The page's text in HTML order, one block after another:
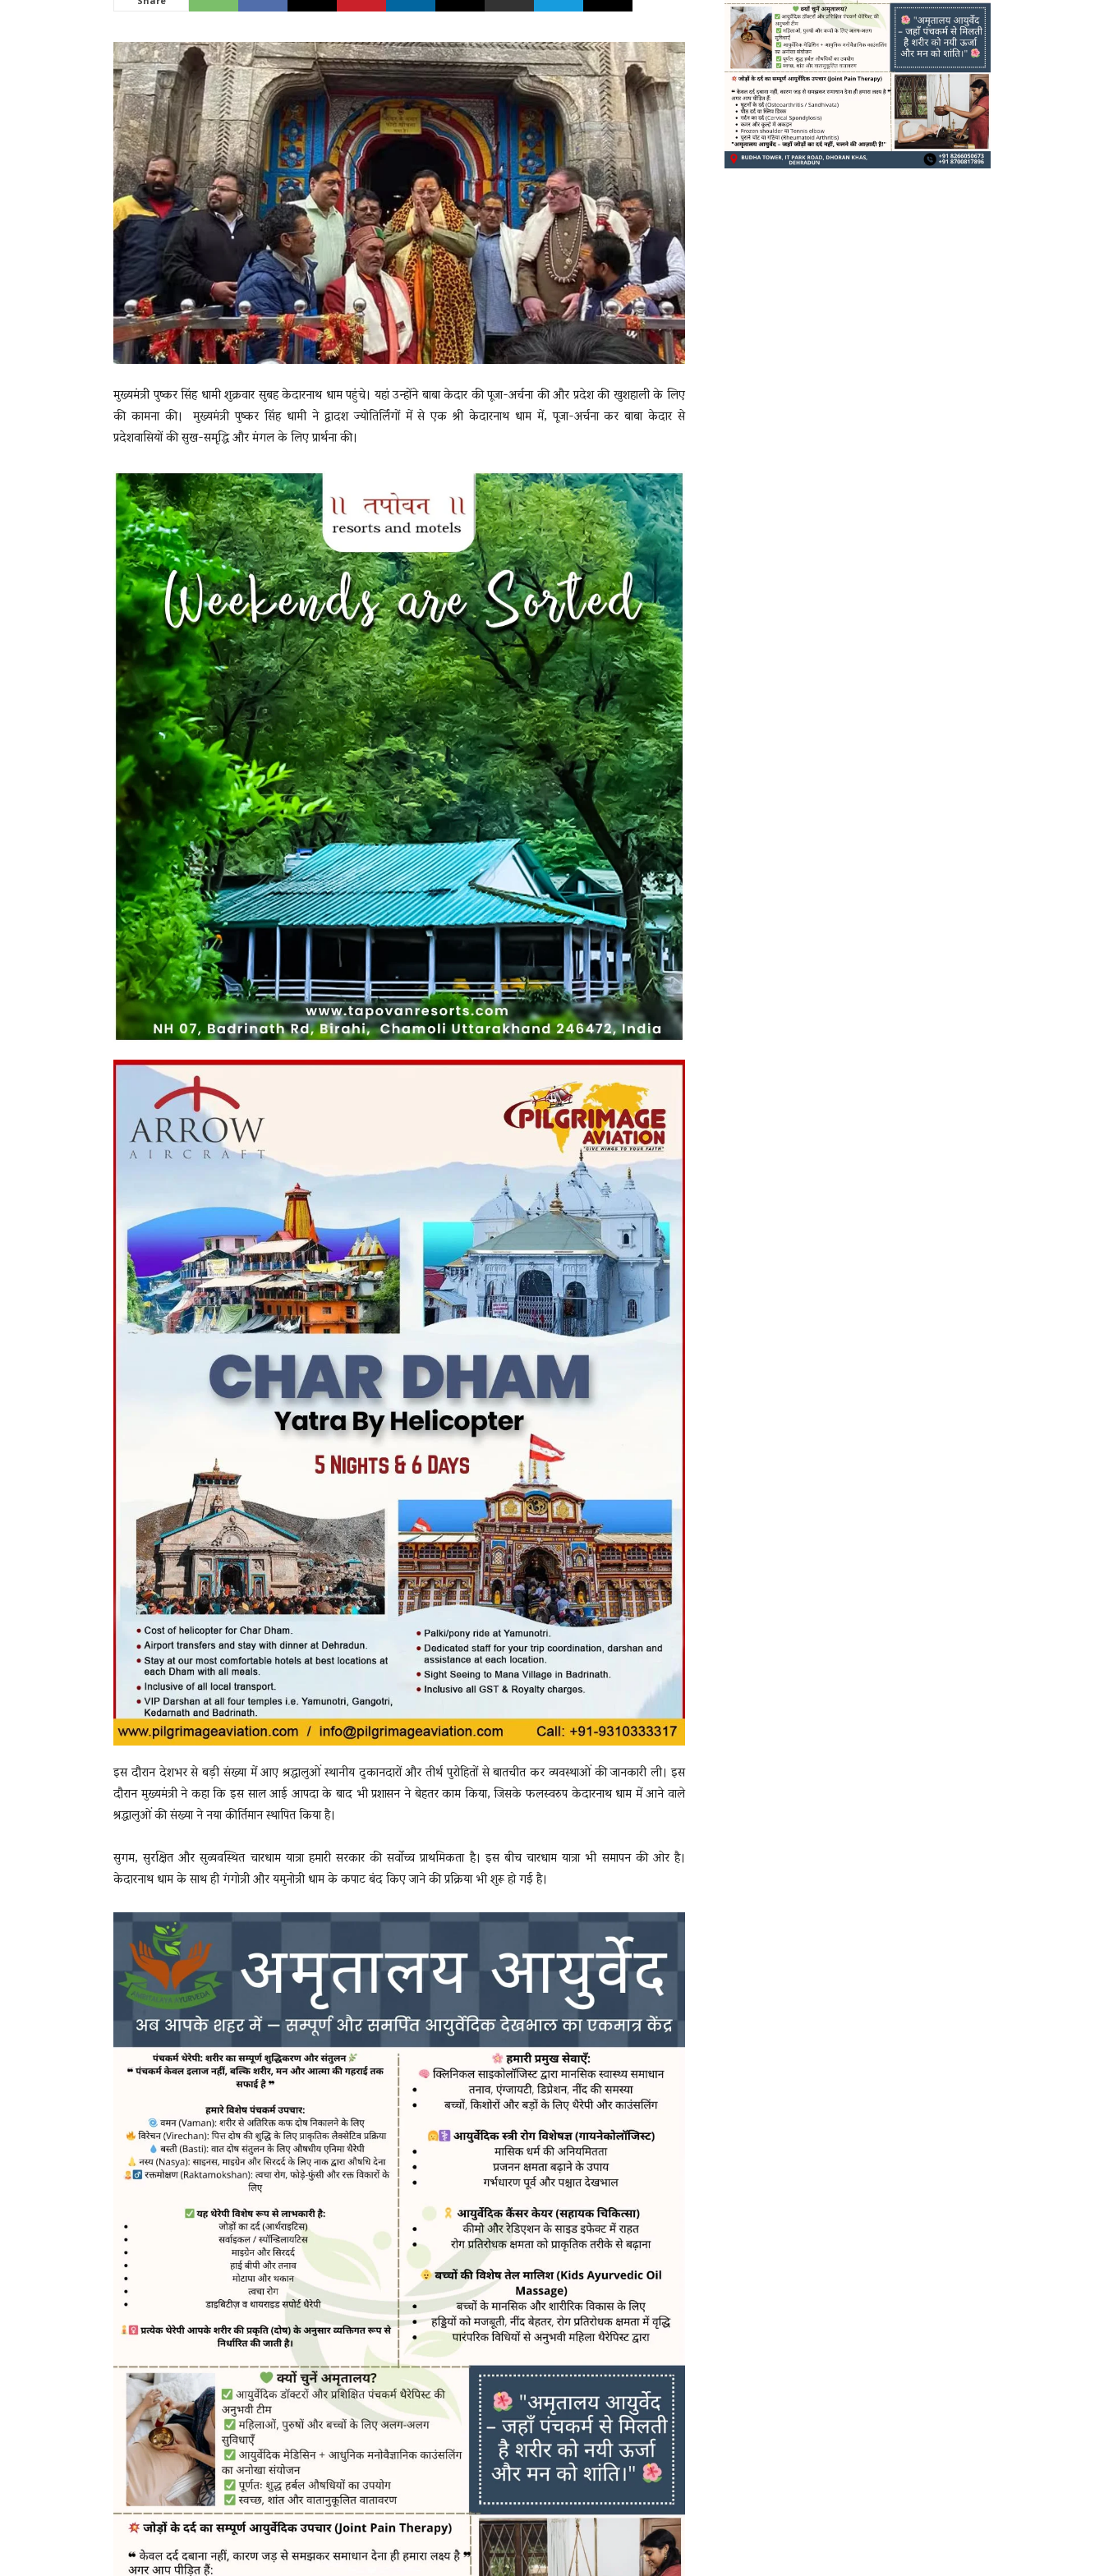
News
LIVE
मुख्यमंत्री पुष्कर सिंह धामी शुक्रवार सुबह केदारनाथ धाम पहुंचे। यहां उन्होंने बाबा केदार की पूजा-अर्चना की और प्रदेश की खुशहाली के लिए
की कामना की। मुख्यमंत्री पुष्कर सिंह धामी ने द्वादश ज्योतिर्लिंगों में से एक श्री केदारनाथ धाम में, पूजा-अर्चना कर बाबा केदार से
प्रदेशवासियों की सुख-समृद्धि और मंगल के लिए प्रार्थना की।
इस दौरान देशभर से बड़ी संख्या में आए श्रद्धालुओं स्थानीय दुकानदारों और तीर्थ पुरोहितों से बातचीत कर व्यवस्थाओं की जानकारी ली। इस
दौरान मुख्यमंत्री ने कहा कि इस साल आई आपदा के बाद भी प्रशासन ने बेहतर काम किया, जिसके फलस्वरुप केदारनाथ धाम में आने वाले
श्रद्धालुओं की संख्या ने नया कीर्तिमान स्थापित किया है।
सुगम, सुरक्षित और सुव्यवस्थित चारधाम यात्रा हमारी सरकार की सर्वाेच्च प्राथमिकता है। इस बीच चारधाम यात्रा भी समापन की ओर है।
केदारनाथ धाम के साथ ही गंगोत्री और यमुनोत्री धाम के कपाट बंद किए जाने की प्रक्रिया भी शुरू हो गई है।